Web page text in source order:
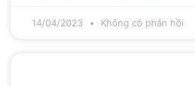
14/04/2023 Không có phản hồi